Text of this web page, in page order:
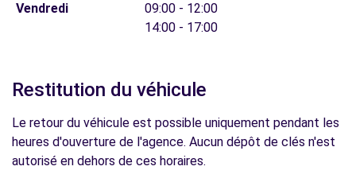
Vendredi
09:00 - 12:00
14:00 - 17:00
Restitution du véhicule
Le retour du véhicule est possible uniquement pendant les
heures d'ouverture de l'agence. Aucun dépôt de clés n'est
autorisé en dehors de ces horaires.